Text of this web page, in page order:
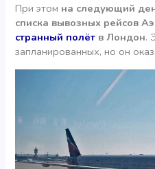
При этом на следующий
списка вывозных рейсов
странный полёт в Лондон.
запланированных, но он